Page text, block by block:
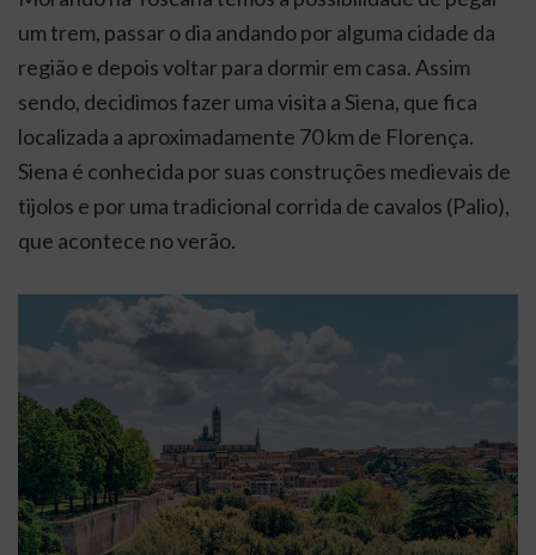
um trem, passar o dia andando por alguma cidade da
região e depois voltar para dormir em casa. Assim
sendo, decidimos fazer uma visita a Siena, que fica
localizada a aproximadamente 70 km de Florença.
Siena é conhecida por suas construções medievais de
tijolos e por uma tradicional corrida de cavalos (Palio),
que acontece no verão.